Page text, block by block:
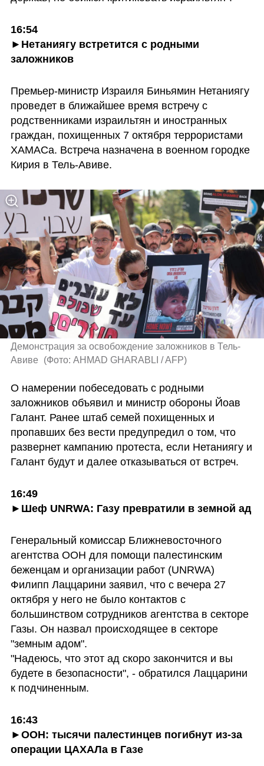
16:54
► Нетаниягу встретится с родными
заложников
Премьер-министр Израиля Биньямин Нетаниягу
проведет в ближайшее время встречу с
родственниками израильтян и иностранных
граждан, похищенных 7 октября террористами
ХАМАСа. Встреча назначена в военном городке
Кирия в Тель-Авиве.
Демонстрация за освобождение заложников в Тель-
Авиве
(Фото: AHMAD GHARABLI / AFP)
О намерении побеседовать с родными
заложников объявил и министр обороны Йоав
Галант. Ранее штаб семей похищенных и
пропавших без вести предупредил о том, что
развернет кампанию протеста, если Нетаниягу и
Галант будут и далее отказываться от встреч.
16:49
► Шеф UNRWA: Газу превратили в земной ад
Генеральный комиссар Ближневосточного
агентства ООН для помощи палестинским
беженцам и организации работ (UNRWA)
Филипп Лаццарини заявил, что с вечера 27
октября у него не было контактов с
большинством сотрудников агентства в секторе
Газы. Он назвал происходящее в секторе
"земным адом".
"Надеюсь, что этот ад скоро закончится и вы
будете в безопасности", - обратился Лаццарини
к подчиненным.
16:43
► ООН: тысячи палестинцев погибнут из-за
операции ЦАХАЛа в Газе